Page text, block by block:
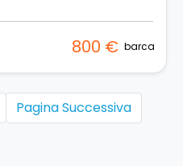
800 € barca
Pagina Successiva